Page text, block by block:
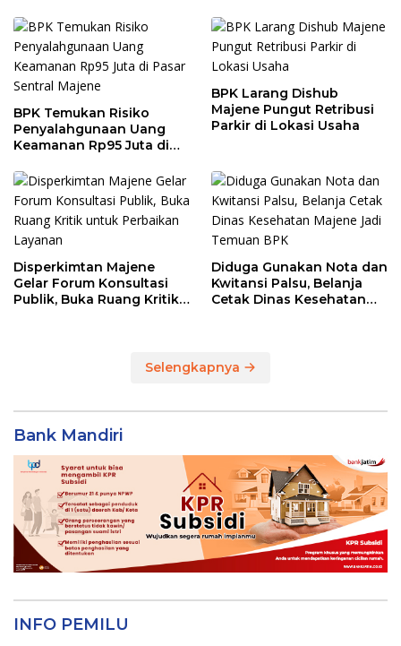
BPK Temukan Risiko
Penyalahgunaan Uang
Keamanan Rp95 Juta di
BPK Larang Dishub
Majene Pungut Retribusi
Parkir di Lokasi Usaha
Disperkimtan Majene
Gelar Forum Konsultasi
Publik, Buka Ruang Kritik
Diduga Gunakan Nota dan
Kwitansi Palsu, Belanja
Cetak Dinas Kesehatan
Selengkapnya
Bank Mandiri
INFO PEMILU